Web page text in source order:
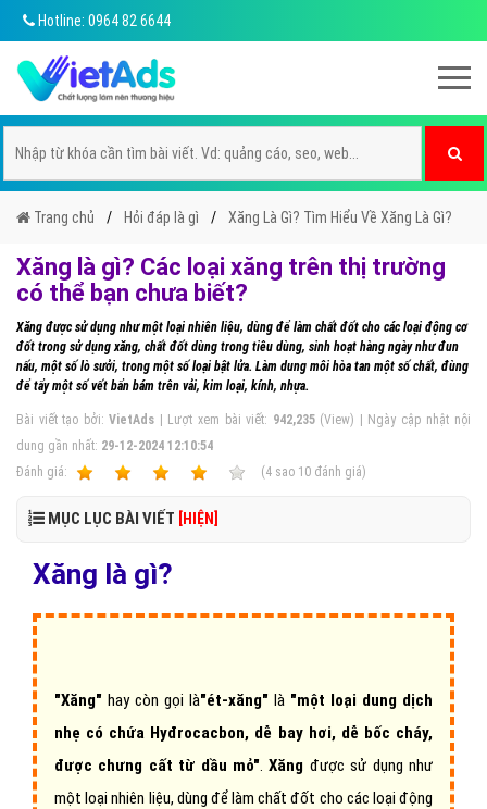
Hotline: 0964 82 6644
Trang chủ Hỏi đáp là gì Xăng Là Gì? Tìm Hiểu Về Xăng Là Gì?
Xăng là gì? Các loại xăng trên thị trường
có thể bạn chưa biết?
Xăng được sử dụng như một loại nhiên liệu, dùng để làm chất đốt cho các loại động cơ
đốt trong sử dụng xăng, chất đốt dùng trong tiêu dùng, sinh hoạt hàng ngày như đun
nấu, một số lò sưởi, trong một số loại bật lửa. Làm dung môi hòa tan một số chất, đùng
để tẩy một số vết bẩn bám trên vải, kim loại, kính, nhựa.
Bài viết tạo bởi:VietAds | Lượt xem bài viết: 942,235(View) | Ngày cập nhật nội
dung gần nhất: 29-12-2024 12:10:54
Ðánh giá:
(4 sao 10 đánh giá)
MỤC LỤC BÀI VIẾT [HIỆN]
Xăng là gì?
"Xăng" hay còn gọi là"ét-xăng" là "một loại dung dịch
nhẹ có chứa Hyđrocacbon, dễ bay hơi, dễ bốc cháy,
được chưng cất từ dầu mỏ".Xăng được sử dụng như
một loại nhiên liệu, dùng để làm chất đốt cho các loại động